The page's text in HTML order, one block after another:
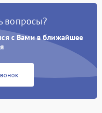
₽ Подробнее →
₽
вопросы?
с Вами в ближайшее